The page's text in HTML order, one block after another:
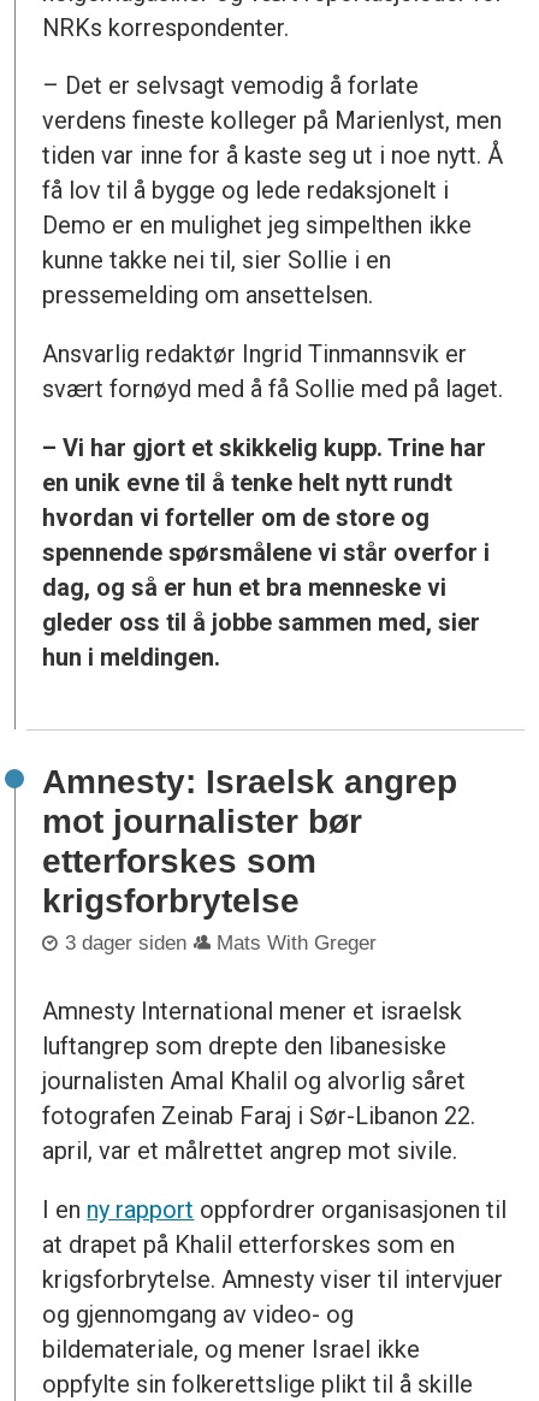
NRKs korrespondenter.
– Det er selvsagt vemodig å forlate
verdens fineste kolleger på Marienlyst, men
tiden var inne for å kaste seg ut i noe nytt. Å
få lov til å bygge og lede redaksjonelt i
Demo er en mulighet jeg simpelthen ikke
kunne takke nei til, sier Sollie i en
pressemelding om ansettelsen.
Ansvarlig redaktør Ingrid Tinmannsvik er
svært fornøyd med å få Sollie med på laget.
– Vi har gjort et skikkelig kupp. Trine har
en unik evne til å tenke helt nytt rundt
hvordan vi forteller om de store og
spennende spørsmålene vi står overfor i
dag, og så er hun et bra menneske vi
gleder oss til å jobbe sammen med, sier
hun i meldingen.
Amnesty: Israelsk angrep
mot journalister bør
etterforskes som
krigsforbrytelse
3 dager siden Mats With Greger
Amnesty International mener et israelsk
luftangrep som drepte den libanesiske
journalisten Amal Khalil og alvorlig såret
fotografen Zeinab Faraj i Sør-Libanon 22.
april, var et målrettet angrep mot sivile.
I en ny rapport oppfordrer organisasjonen til
at drapet på Khalil etterforskes som en
krigsforbrytelse. Amnesty viser til intervjuer
og gjennomgang av video- og
bildemateriale, og mener Israel ikke
oppfylte sin folkerettslige plikt til å skille